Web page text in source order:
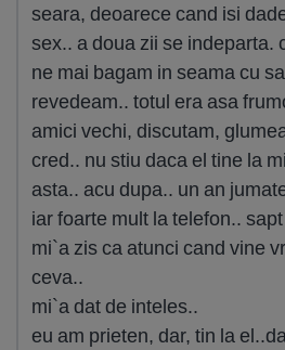
seara, deoarece cand isi
sex.. a doua zii se indeparta.
ne mai bagam in seama cu
revedeam.. totul era asa
amici vechi, discutam,
cred.. nu stiu daca el tine la
asta.. acu dupa.. un an
iar foarte mult la telefon..
mi`a zis ca atunci cand vine
ceva..
mi`a dat de inteles..
eu am prieten, dar, tin la